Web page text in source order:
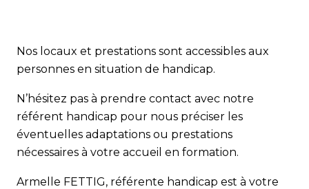
Nos locaux et prestations sont accessibles aux
personnes en situation de handicap.
N’hésitez pas à prendre contact avec notre
référent handicap pour nous préciser les
éventuelles adaptations ou prestations
nécessaires à votre accueil en formation.
Armelle FETTIG, référente handicap est à votre